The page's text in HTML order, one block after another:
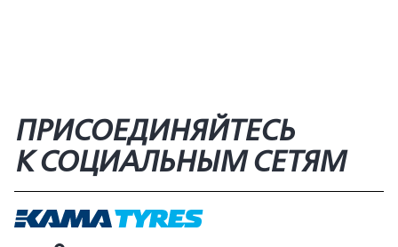
ПРИСОЕДИНЯЙТЕСЬ
К СОЦИАЛЬНЫМ СЕТЯМ